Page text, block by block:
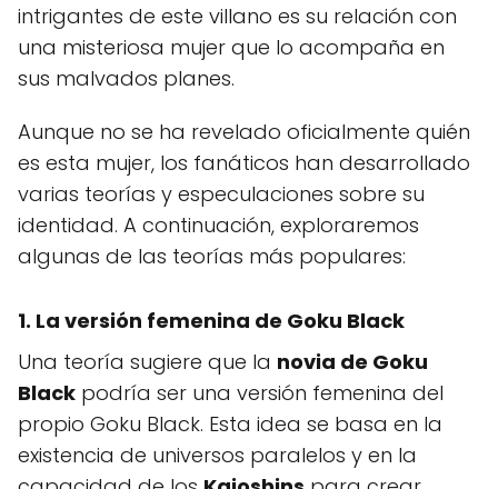
intrigantes de este villano es su relación con
una misteriosa mujer que lo acompaña en
sus malvados planes.
Aunque no se ha revelado oficialmente quién
es esta mujer, los fanáticos han desarrollado
varias teorías y especulaciones sobre su
identidad. A continuación, exploraremos
algunas de las teorías más populares:
1. La versión femenina de Goku Black
Una teoría sugiere que la novia de Goku
Black podría ser una versión femenina del
propio Goku Black. Esta idea se basa en la
existencia de universos paralelos y en la